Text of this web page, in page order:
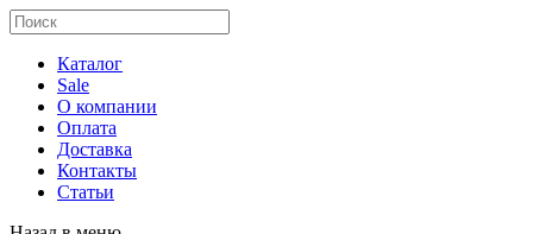
Каталог
Sale
О компании
Оплата
Доставка
Контакты
Статьи